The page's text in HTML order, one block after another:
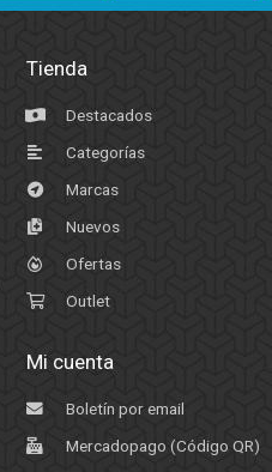
Tienda
Destacados
Categorías
Marcas
Nuevos
Ofertas
Outlet
Mi cuenta
Boletín por email
Mercadopago (Código QR)